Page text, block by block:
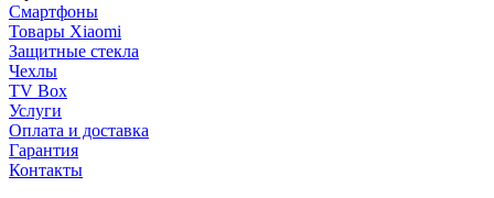
Смартфоны
Товары Xiaomi
Защитные стекла
Чехлы
TV Box
Услуги
Оплата и доставка
Гарантия
Контакты